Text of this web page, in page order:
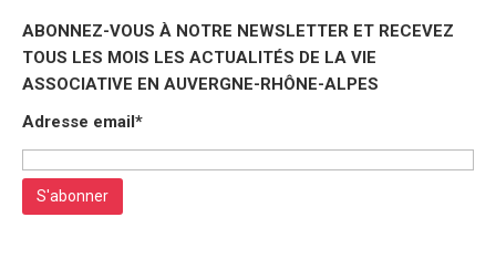
ABONNEZ-VOUS À NOTRE NEWSLETTER ET RECEVEZ
TOUS LES MOIS LES ACTUALITÉS DE LA VIE
ASSOCIATIVE EN AUVERGNE-RHÔNE-ALPES
Adresse email*